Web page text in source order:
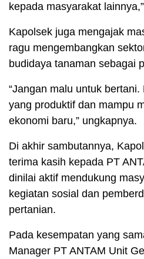
kepada masyarakat
Kapolsek juga mengajak
ragu mengembangkan
budidaya tanaman sebagai
“Jangan malu untuk
yang produktif dan mampu
ekonomi baru,” ungkapnya.
Di akhir sambutannya,
terima kasih kepada PT
dinilai aktif mendukung
kegiatan sosial dan
pertanian.
Pada kesempatan yang
Manager PT ANTAM Unit